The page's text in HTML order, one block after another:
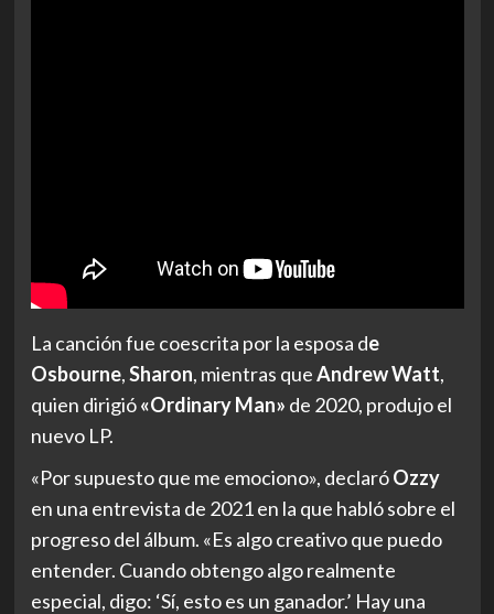
La canción fue coescrita por la esposa de
Osbourne,Sharon, mientras queAndrew Watt,
quien dirigió«Ordinary Man» de 2020, produjo el
nuevo LP.
«Por supuesto que me emociono», declaróOzzy
en una entrevista de 2021 en la que habló sobre el
progreso del álbum. «Es algo creativo que puedo
entender. Cuando obtengo algo realmente
especial, digo: ‘Sí, esto es un ganador.’ Hay una